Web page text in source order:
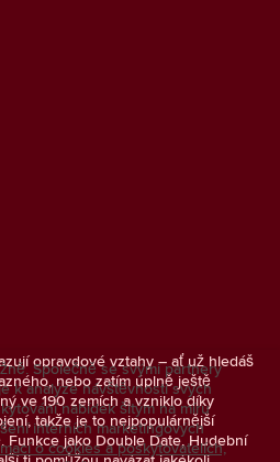
opravdové vztahy – ať už hledáš
nebo zatím úplně ještě
ve 190 zemích a vzniklo díky
takže je to nejpopulárnější
Funkce jako Double Date, Hudební
Společně se svými partnery
k analýze návštěvnosti svých
nabídek šitým na míru
interních marketingových
o cookies a poskytovatelích,